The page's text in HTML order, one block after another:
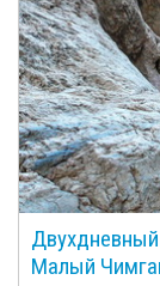
Двухдневный
Малый